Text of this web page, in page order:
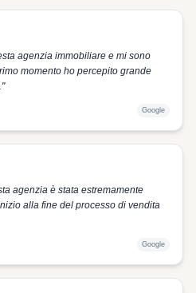
agenzia immobiliare e mi sono
momento ho percepito grande
"
Google
agenzia è stata estremamente
alla fine del processo di vendita
Google